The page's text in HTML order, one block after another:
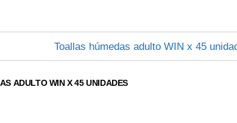
ADULTO WIN X 45 UNIDADES